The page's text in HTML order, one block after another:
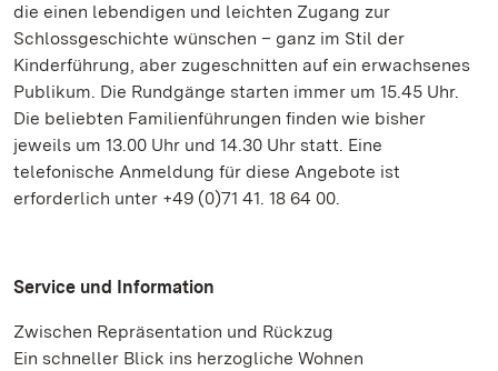
die einen lebendigen und leichten Zugang zur
Schlossgeschichte wünschen – ganz im Stil der
Kinderführung, aber zugeschnitten auf ein erwachsenes
Publikum. Die Rundgänge starten immer um 15.45 Uhr.
Die beliebten Familienführungen finden wie bisher
jeweils um 13.00 Uhr und 14.30 Uhr statt. Eine
telefonische Anmeldung für diese Angebote ist
erforderlich unter +49 (0)71 41. 18 64 00.
Service und Information
Zwischen Repräsentation und Rückzug
Ein schneller Blick ins herzogliche Wohnen